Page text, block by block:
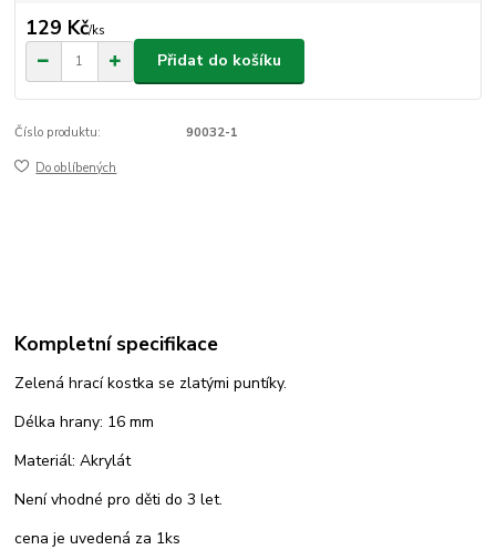
129 Kč/ks
Přidat do košíku
Číslo produktu: 90032-1
Do oblíbených
Kompletní specifikace
Zelená hrací kostka se zlatými puntíky.
Délka hrany: 16 mm
Materiál: Akrylát
Není vhodné pro děti do 3 let.
cena je uvedená za 1ks